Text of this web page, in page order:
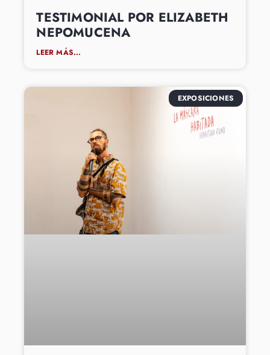
TESTIMONIAL POR ELIZABETH
NEPOMUCENA
LEER MÁS...
EXPOSICIONES